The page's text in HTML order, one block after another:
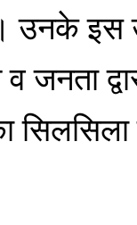
उनके इस
सिलसिला